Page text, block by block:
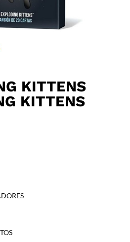
KITTENS
KITTENS